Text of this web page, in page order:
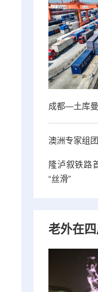
成都—土库
澳洲专家组
隆泸叙铁路
“丝滑”
老外在四